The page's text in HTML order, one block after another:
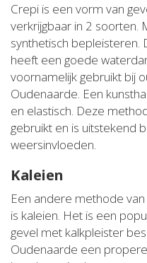
Crepi is een vorm van
verkrijgbaar in 2 soorten.
synthetisch bepleisteren.
heeft een goede
voornamelijk gebruikt bij
Oudenaarde. Een
en elastisch. Deze
gebruikt en is uitstekend
weersinvloeden.
Kaleien
Een andere methode
is kaleien. Het is een
gevel met kalkpleister
Oudenaarde een